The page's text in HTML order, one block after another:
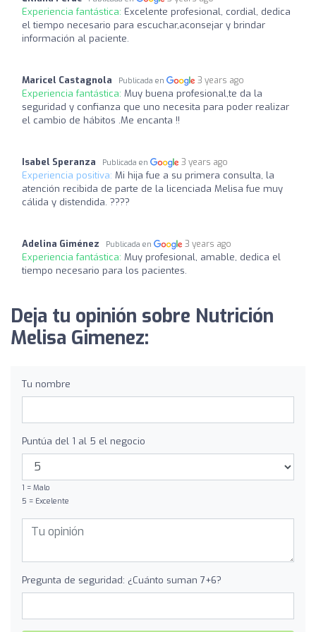
Experiencia fantástica: Excelente profesional, cordial, dedica
el tiempo necesario para escuchar,aconsejar y brindar
información al paciente.
Maricel Castagnola Publicada en 3 years ago
Experiencia fantástica: Muy buena profesional,te da la
seguridad y confianza que uno necesita para poder realizar
el cambio de hábitos .Me encanta !!
Isabel Speranza Publicada en 3 years ago
Experiencia positiva: Mi hija fue a su primera consulta, la
atención recibida de parte de la licenciada Melisa fue muy
cálida y distendida. ????
Adelina Giménez Publicada en 3 years ago
Experiencia fantástica: Muy profesional, amable, dedica el
tiempo necesario para los pacientes.
Deja tu opinión sobre Nutrición
Melisa Gimenez:
Tu nombre
Puntúa del 1 al 5 el negocio
1 = Malo
5 = Excelente
Pregunta de seguridad: ¿Cuánto suman 7+6?